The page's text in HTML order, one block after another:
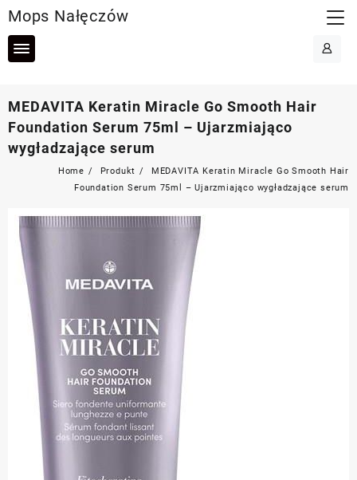
to
content
Mops Nałęczów
MEDAVITA Keratin Miracle Go Smooth Hair
Foundation Serum 75ml – Ujarzmiająco
wygładzające serum
Home Produkt
MEDAVITA Keratin Miracle Go Smooth Hair
Foundation Serum 75ml – Ujarzmiająco wygładzające serum